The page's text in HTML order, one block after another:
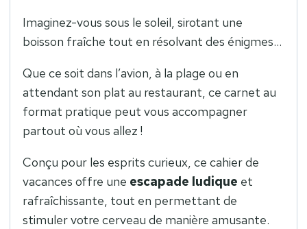
Imaginez-vous sous le soleil, sirotant une
boisson fraîche tout en résolvant des énigmes…
Que ce soit dans l’avion, à la plage ou en
attendant son plat au restaurant, ce carnet au
format pratique peut vous accompagner
partout où vous allez !
Conçu pour les esprits curieux, ce cahier de
vacances offre une escapade ludique et
rafraîchissante, tout en permettant de
stimuler votre cerveau de manière amusante.